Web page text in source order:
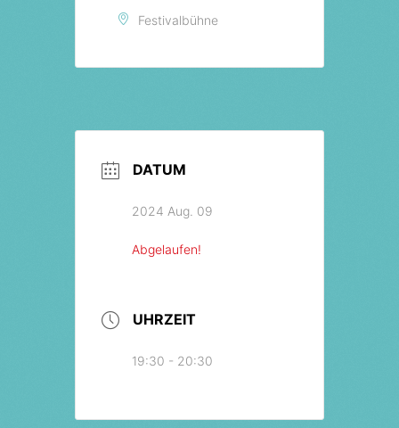
Festivalbühne
DATUM
2024 Aug. 09
Abgelaufen!
UHRZEIT
19:30 - 20:30